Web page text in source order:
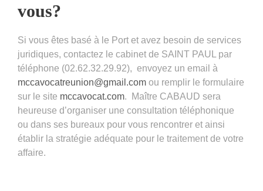
vous?
Si vous êtes basé à le Port et avez besoin de services
juridiques, contactez le cabinet de SAINT PAUL par
téléphone (02.62.32.29.92), envoyez un email à
mccavocatreunion@gmail.com ou remplir le formulaire
sur le site mccavocat.com. Maître CABAUD sera
heureuse d’organiser une consultation téléphonique
ou dans ses bureaux pour vous rencontrer et ainsi
établir la stratégie adéquate pour le traitement de votre
affaire.